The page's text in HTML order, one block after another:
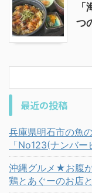
つ
最近の投稿
兵庫県明石市の魚
「No123(ナンバ
沖縄グルメ★お腹
鶏とあぐーのお店